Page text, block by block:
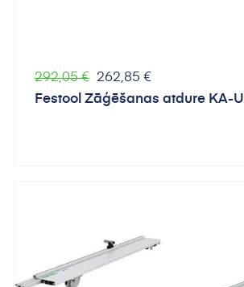
Parastā
cena
292,05 € Cena
262,85 €
Festool Zāģēšanas atdure